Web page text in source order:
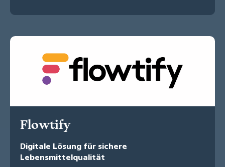
Flowtify
Digitale Lösung für sichere
Lebensmittelqualität